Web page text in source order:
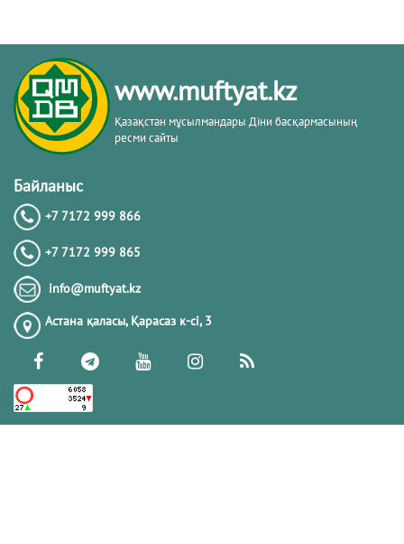
www.muftyat.kz
Қазақстан мұсылмандары Діни басқармасының
ресми сайты
Байланыс
+7 7172 999 866
+7 7172 999 865
info@muftyat.kz
Астана қаласы, Қарасаз к-сi, 3